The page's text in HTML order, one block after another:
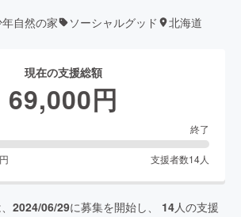
自然の家 ソーシャルグッド 北海道
現在の支援総額
69,000円
終了
円 支援者数14人
2024/06/29に募集を開始し、 14人の支援